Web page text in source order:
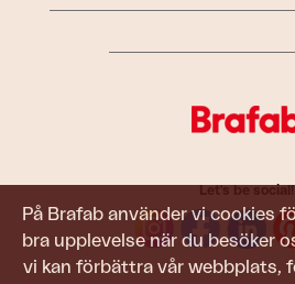
På Brafab använder vi cookies
bra upplevelse när du besöker
vi kan förbättra vår webbplats,
Let's be social!